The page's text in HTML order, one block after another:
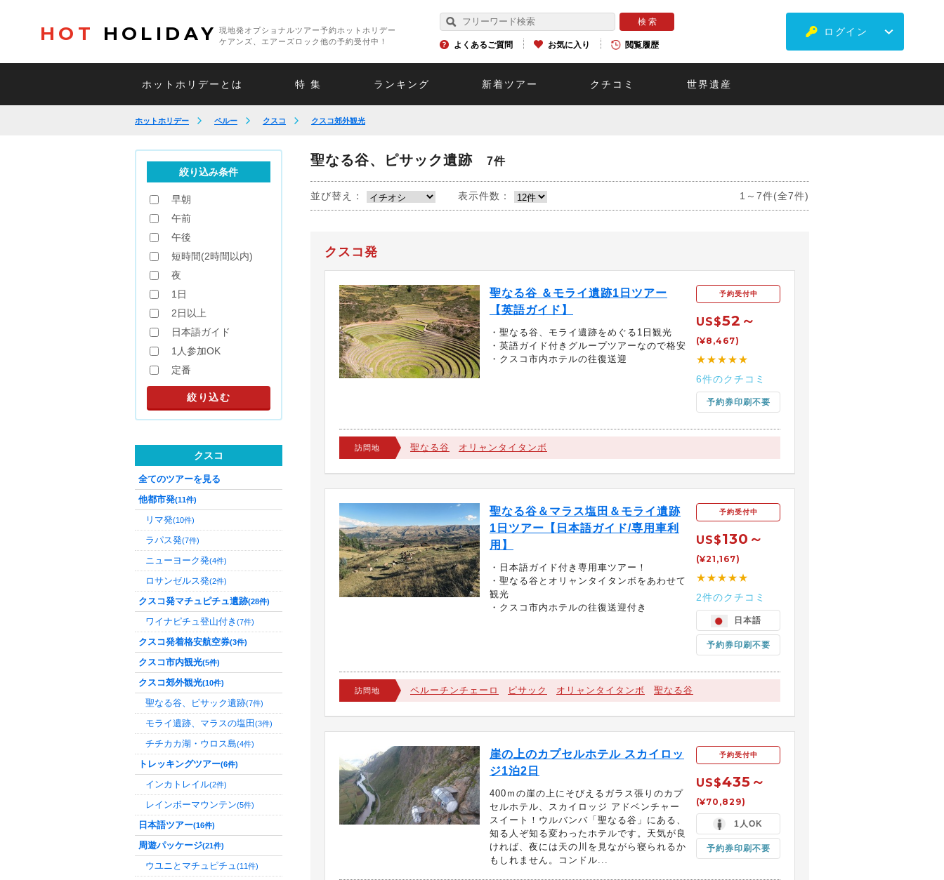
HOT HOLIDAY
現地発オプショナルツアー予約ホットホリデー
ケアンズ、エアーズロック他の予約受付中！
よくあるご質問 お気に入り 閲覧履歴
ログイン
ホットホリデーとは 特 集 ランキング 新着ツアー クチコミ 世界遺産
ホットホリデー ペルー クスコ クスコ郊外観光
聖なる谷、ピサック遺跡 7件
並び替え： 表示件数： 1～7件(全7件)
クスコ発
聖なる谷 ＆モライ遺跡1日ツアー
【英語ガイド】
・聖なる谷、モライ遺跡をめぐる1日観光
・英語ガイド付きグループツアーなので格安
・クスコ市内ホテルの往復送迎
予約受付中
US$52～
(¥8,467)
★★★★★
6件のクチコミ
予約券印刷不要
訪問地 聖なる谷 オリャンタイタンボ
聖なる谷＆マラス塩田＆モライ遺跡
1日ツアー【日本語ガイド/専用車利
用】
・日本語ガイド付き専用車ツアー！
・聖なる谷とオリャンタイタンボをあわせて
観光
・クスコ市内ホテルの往復送迎付き
予約受付中
US$130～
(¥21,167)
★★★★★
2件のクチコミ
日本語
予約券印刷不要
訪問地 ペルーチンチェーロ ピサック オリャンタイタンボ 聖なる谷
崖の上のカプセルホテル スカイロッ
ジ1泊2日
400ｍの崖の上にそびえるガラス張りのカプ
セルホテル、スカイロッジ アドベンチャー
スイート！ウルバンバ「聖なる谷」にある、
知る人ぞ知る変わったホテルです。天気が良
ければ、夜には天の川を見ながら寝られるか
もしれません。コンドル...
予約受付中
US$435～
(¥70,829)
1人OK
予約券印刷不要
絞り込み条件
早朝
午前
午後
短時間(2時間以内)
夜
1日
2日以上
日本語ガイド
1人参加OK
定番
クスコ
全てのツアーを見る
他都市発(11件)
リマ発(10件)
ラパス発(7件)
ニューヨーク発(4件)
ロサンゼルス発(2件)
クスコ発マチュピチュ遺跡(28件)
ワイナピチュ登山付き (7件)
クスコ発着格安航空券(3件)
クスコ市内観光(5件)
クスコ郊外観光(10件)
聖なる谷、ピサック遺跡(7件)
モライ遺跡、マラスの塩田 (3件)
チチカカ湖・ウロス島(4件)
トレッキングツアー(6件)
インカトレイル(2件)
レインボーマウンテン(5件)
日本語ツアー(16件)
周遊パッケージ(21件)
ウユニとマチュピチュ(11件)